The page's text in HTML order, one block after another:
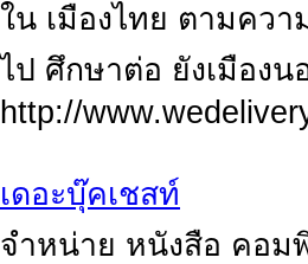
ใน เมืองไทย ตามคว
ไป ศึกษาต่อ ยังเมืองน
http://
เดอะบุ๊คเชสท์
จำหน่าย หนังสือ คอม